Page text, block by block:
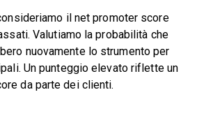
il net promoter score
Valutiamo la probabilità che
nuovamente lo strumento per
Un punteggio elevato riflette un
da parte dei clienti.